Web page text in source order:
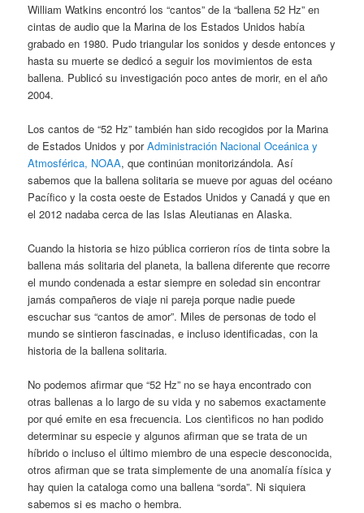
William Watkins encontró los “cantos” de la “ballena 52 Hz” en
cintas de audio que la Marina de los Estados Unidos había
grabado en 1980. Pudo triangular los sonidos y desde entonces y
hasta su muerte se dedicó a seguir los movimientos de esta
ballena. Publicó su investigación poco antes de morir, en el año
2004.
Los cantos de “52 Hz” también han sido recogidos por la Marina
de Estados Unidos y porAdministración Nacional Oceánica y
Atmosférica, NOAA, que continúan monitorizándola. Así
sabemos que la ballena solitaria se mueve por aguas del océano
Pacífico y la costa oeste de Estados Unidos y Canadá y que en
el 2012 nadaba cerca de las Islas Aleutianas en Alaska.
Cuando la historia se hizo pública corrieron ríos de tinta sobre la
ballena más solitaria del planeta, la ballena diferente que recorre
el mundo condenada a estar siempre en soledad sin encontrar
jamás compañeros de viaje ni pareja porque nadie puede
escuchar sus “cantos de amor”. Miles de personas de todo el
mundo se sintieron fascinadas, e incluso identificadas, con la
historia de la ballena solitaria.
No podemos afirmar que “52 Hz” no se haya encontrado con
otras ballenas a lo largo de su vida y no sabemos exactamente
por qué emite en esa frecuencia. Los cientìficos no han podido
determinar su especie y algunos afirman que se trata de un
híbrido o incluso el último miembro de una especie desconocida,
otros afirman que se trata simplemente de una anomalía física y
hay quien la cataloga como una ballena “sorda”. Ni siquiera
sabemos si es macho o hembra.